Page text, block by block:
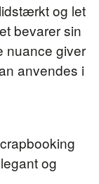
og let
bevarer sin
nuance giver
anvendes i
og